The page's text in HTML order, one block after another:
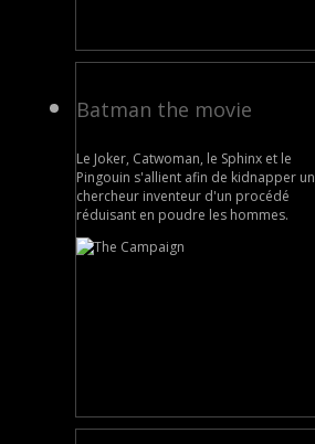
Batman the movie
Le Joker, Catwoman, le Sphinx et le
Pingouin s'allient afin de kidnapper un
chercheur inventeur d'un procédé
réduisant en poudre les hommes.